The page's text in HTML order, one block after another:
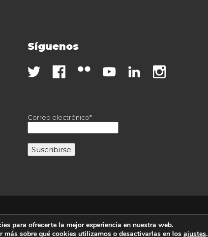
Síguenos
Correo electrónico*
Copyright 2020 Fesei. Todos los derechos reservados.
para ofrecerte la mejor experiencia en nuestra web.
más sobre qué cookies utilizamos o desactivarlas en losajustes.